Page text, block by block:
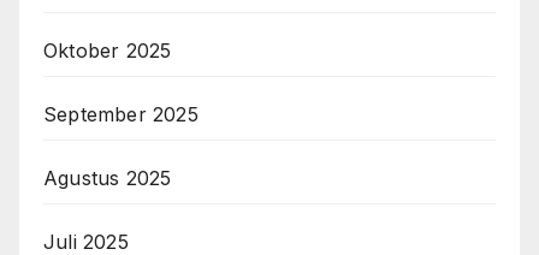
Oktober 2025
September 2025
Agustus 2025
Juli 2025